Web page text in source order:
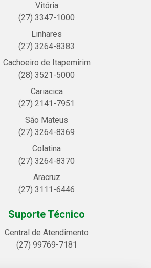
Vitória
(27) 3347-1000
Linhares
(27) 3264-8383
Cachoeiro de Itapemirim
(28) 3521-5000
Cariacica
(27) 2141-7951
São Mateus
(27) 3264-8369
Colatina
(27) 3264-8370
Aracruz
(27) 3111-6446
Suporte Técnico
Central de Atendimento
(27) 99769-7181